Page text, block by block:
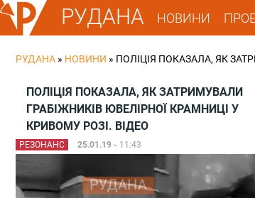
РУДАНА НОВИНИ
РУДАНА » НОВИНИ » ПОЛІЦІЯ ПОКАЗАЛА, ЯК
ПОЛІЦІЯ ПОКАЗАЛА, ЯК ЗАТРИМУВАЛИ
ГРАБІЖНИКІВ ЮВЕЛІРНОЇ КРАМНИЦІ У
КРИВОМУ РОЗІ. ВІДЕО
РЕЗОНАНС 25.01.19 - 11:43